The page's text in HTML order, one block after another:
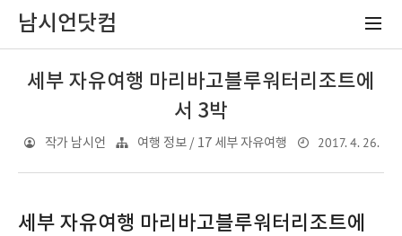
남시언닷컴
세부 자유여행 마리바고블루워터리조트에
서 3박
작가 남시언 여행 정보 / 17 세부 자유여행 2017. 4. 26.
세부 자유여행 마리바고블루워터리조트에